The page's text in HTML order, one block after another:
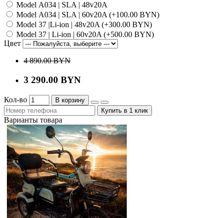
Model А034 | SLA | 48v20A
Model А034 | SLA | 60v20A (+100.00 BYN)
Model 37 |Li-ion | 48v20A (+300.00 BYN)
Model 37 | Li-ion | 60v20A (+500.00 BYN)
Цвет
4 890.00 BYN
3 290.00 BYN
Кол-во
В корзину
Купить в 1 клик
Варианты товара